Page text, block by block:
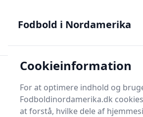
til nordamerikansk fodbold
Menu
Søg
Fodbold i Nordamerika
Cookieinformation
For at optimere indhold og
Fodboldinordamerika.dk
at forstå, hvilke dele af